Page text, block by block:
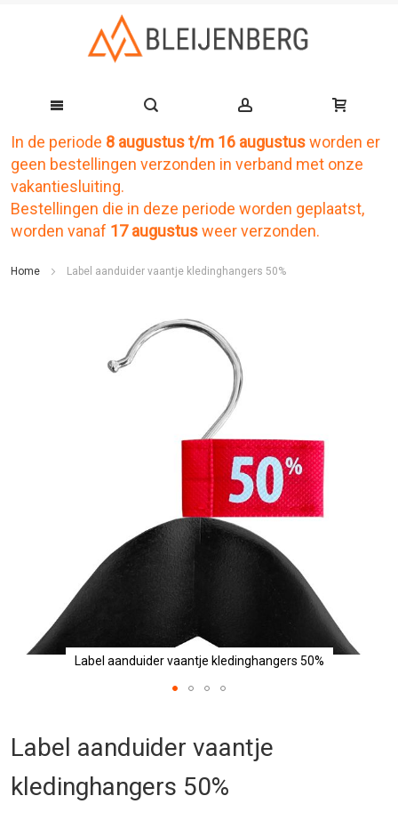
Ga
naar
de
inhoud
In de periode 8 augustus t/m 16 augustusworden er
geen bestellingen verzonden in verband met onze
vakantiesluiting.
Bestellingen die in deze periode worden geplaatst,
worden vanaf 17 augustusweer verzonden.
Home Label aanduider vaantje kledinghangers 50%
Label aanduider vaantje kledinghangers 50%
het
van
de
Label aanduider vaantje
kledinghangers 50%